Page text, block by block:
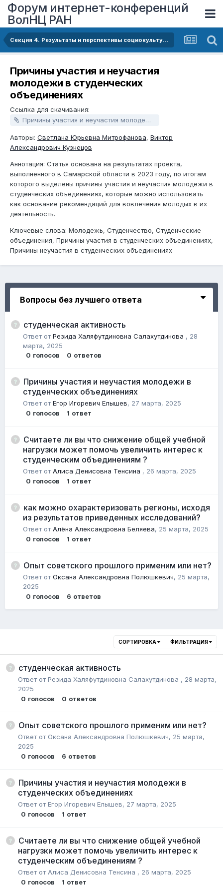
Форум интернет-конференций
ВолНЦ РАН
Секция 4. Результаты и перспективы социокультурной трансформации российского общества
Причины участия и неучастия
молодежи в студенческих
объединениях
Ссылка для скачивания:
Причины участия и неучастия молодежи в студенческих объединениях.docx
Авторы: Светлана Юрьевна Митрофанова, Виктор
Александрович Кузнецов
Аннотация: Статья основана на результатах проекта,
выполненного в Самарской области в 2023 году, по итогам
которого выделены причины участия и неучастия молодежи в
студенческих объединениях, которые можно использовать
как основание рекомендаций для вовлечения молодых в их
деятельность.
Ключевые слова: Молодежь, Студенчество, Студенческие
объединения, Причины участия в студенческих объединениях,
Причины неучастия в студенческих объединениях
Вопросы без лучшего ответа
студенческая активность
Ответ отРезида Халяфутдиновна Салахутдинова , 28
марта, 2025
0 голосов 0 ответов
Причины участия и неучастия молодежи в
студенческих объединениях
Ответ отЕгор Игоревич Елышев, 27 марта, 2025
0 голосов 1 ответ
Считаете ли вы что снижение общей учебной
нагрузки может помочь увеличить интерес к
студенческим объединениям ?
Ответ отАлиса Денисовна Тенсина , 26 марта, 2025
0 голосов 1 ответ
как можно охарактеризовать регионы, исходя
из результатов приведенных исследований?
Ответ отАлёна Александровна Беляева, 25 марта, 2025
0 голосов 1 ответ
Опыт советского прошлого применим или нет?
Ответ отОксана Александровна Полюшкевич, 25 марта,
2025
0 голосов 6 ответов
СОРТИРОВКА ФИЛЬТРАЦИЯ
студенческая активность
Ответ отРезида Халяфутдиновна Салахутдинова , 28 марта,
2025
0 голосов 0 ответов
Опыт советского прошлого применим или нет?
Ответ от Оксана Александровна Полюшкевич, 25 марта,
2025
0 голосов 6 ответов
Причины участия и неучастия молодежи в
студенческих объединениях
Ответ отЕгор Игоревич Елышев, 27 марта, 2025
0 голосов 1 ответ
Считаете ли вы что снижение общей учебной
нагрузки может помочь увеличить интерес к
студенческим объединениям ?
Ответ от Алиса Денисовна Тенсина , 26 марта, 2025
0 голосов 1 ответ